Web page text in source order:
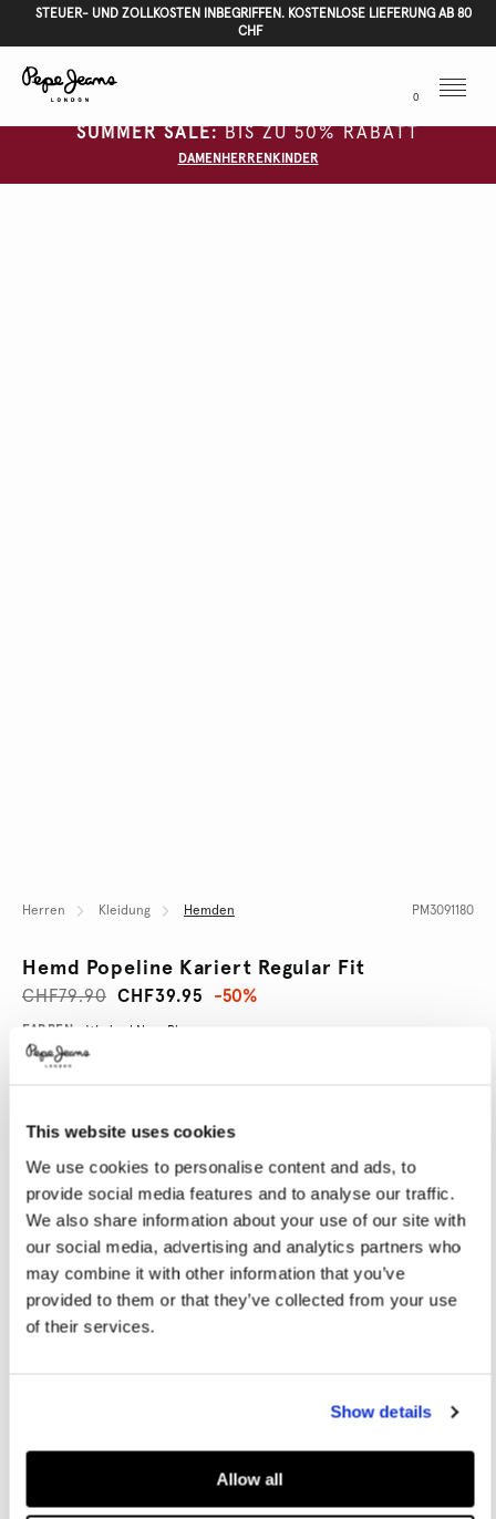
This website uses cookies
We use cookies to personalise content and ads, to
provide social media features and to analyse our traffic.
We also share information about your use of our site with
our social media, advertising and analytics partners who
may combine it with other information that you’ve
provided to them or that they’ve collected from your use
of their services.
Show details
Allow all
STEUER- UND ZOLLKOSTEN INBEGRIFFEN. KOSTENLOSE LIEFERUNG AB 80
CHF
0
Menu
SUMMER SALE:BIS ZU 50% RABATT
DAMEN HERREN KINDER
Herren Kleidung Hemden PM3091180
Hemd Popeline Kariert Regular Fit
CHF39.95
CHF79.90 -50%
Promotions
Variations
FARBEN: Washed Navy Blue
GRÖßE AUSWÄHLEN:
XS S M L XL
XXL
Model trägt: M Größe des Models: 1.88 m
Größentabelle